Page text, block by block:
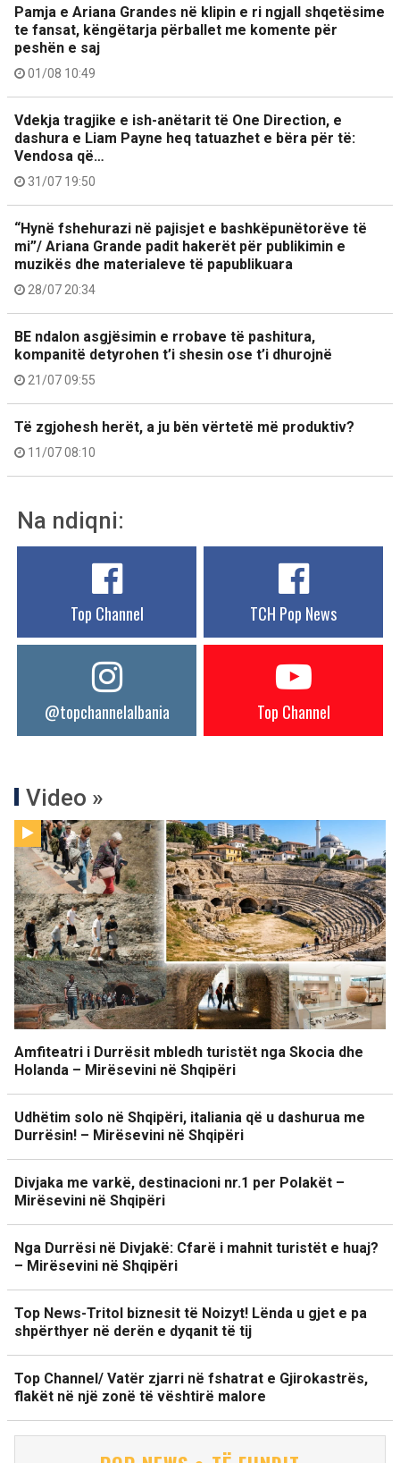
Pamja e Ariana Grandes në klipin e ri ngjall shqetësime
te fansat, këngëtarja përballet me komente për
peshën e saj
01/08 10:49
Vdekja tragjike e ish-anëtarit të One Direction, e
dashura e Liam Payne heq tatuazhet e bëra për të:
Vendosa që…
31/07 19:50
“Hynë fshehurazi në pajisjet e bashkëpunëtorëve të
mi”/ Ariana Grande padit hakerët për publikimin e
muzikës dhe materialeve të papublikuara
28/07 20:34
BE ndalon asgjësimin e rrobave të pashitura,
kompanitë detyrohen t’i shesin ose t’i dhurojnë
21/07 09:55
Të zgjohesh herët, a ju bën vërtetë më produktiv?
11/07 08:10
Na ndiqni:
Top Channel TCH Pop News
@topchannelalbania Top Channel
Video »
Amfiteatri i Durrësit mbledh turistët nga Skocia dhe
Holanda – Mirësevini në Shqipëri
Udhëtim solo në Shqipëri, italiania që u dashurua me
Durrësin! – Mirësevini në Shqipëri
Divjaka me varkë, destinacioni nr.1 per Polakët –
Mirësevini në Shqipëri
Nga Durrësi në Divjakë: Cfarë i mahnit turistët e huaj?
– Mirësevini në Shqipëri
Top News-Tritol biznesit të Noizyt! Lënda u gjet e pa
shpërthyer në derën e dyqanit të tij
Top Channel/ Vatër zjarri në fshatrat e Gjirokastrës,
flakët në një zonë të vështirë malore